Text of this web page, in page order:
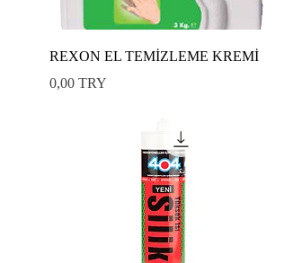
REXON EL TEMİZLEME KREMİ
Preis
0,00 TRY